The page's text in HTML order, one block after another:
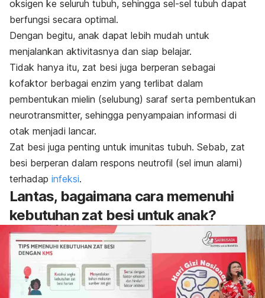
oksigen ke seluruh tubuh, sehingga sel-sel tubuh dapat
berfungsi secara optimal.
Dengan begitu, anak dapat lebih mudah untuk
menjalankan aktivitasnya dan siap belajar.
Tidak hanya itu, zat besi juga berperan sebagai
kofaktor berbagai enzim yang terlibat dalam
pembentukan mielin (selubung) saraf serta pembentukan
neurotransmitter, sehingga penyampaian informasi di
otak menjadi lancar.
Zat besi juga penting untuk imunitas tubuh. Sebab, zat
besi berperan dalam respons neutrofil (sel imun alami)
terhadap infeksi.
Lantas, bagaimana cara memenuhi
kebutuhan zat besi untuk anak?